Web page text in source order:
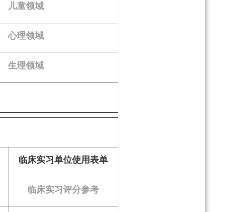
儿童领域
心理领域
生理领域
临床实习单位使用表单
临床实习评分参考